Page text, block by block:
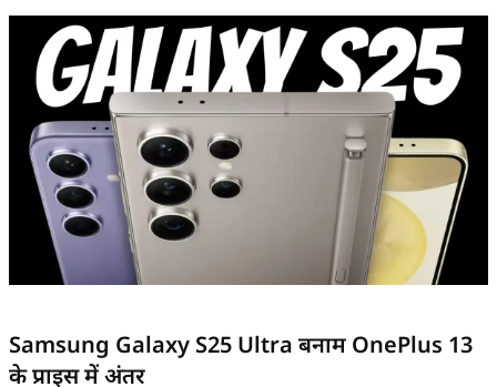
Samsung Galaxy S25 Ultra बनाम OnePlus 13
के प्राइस में अंतर